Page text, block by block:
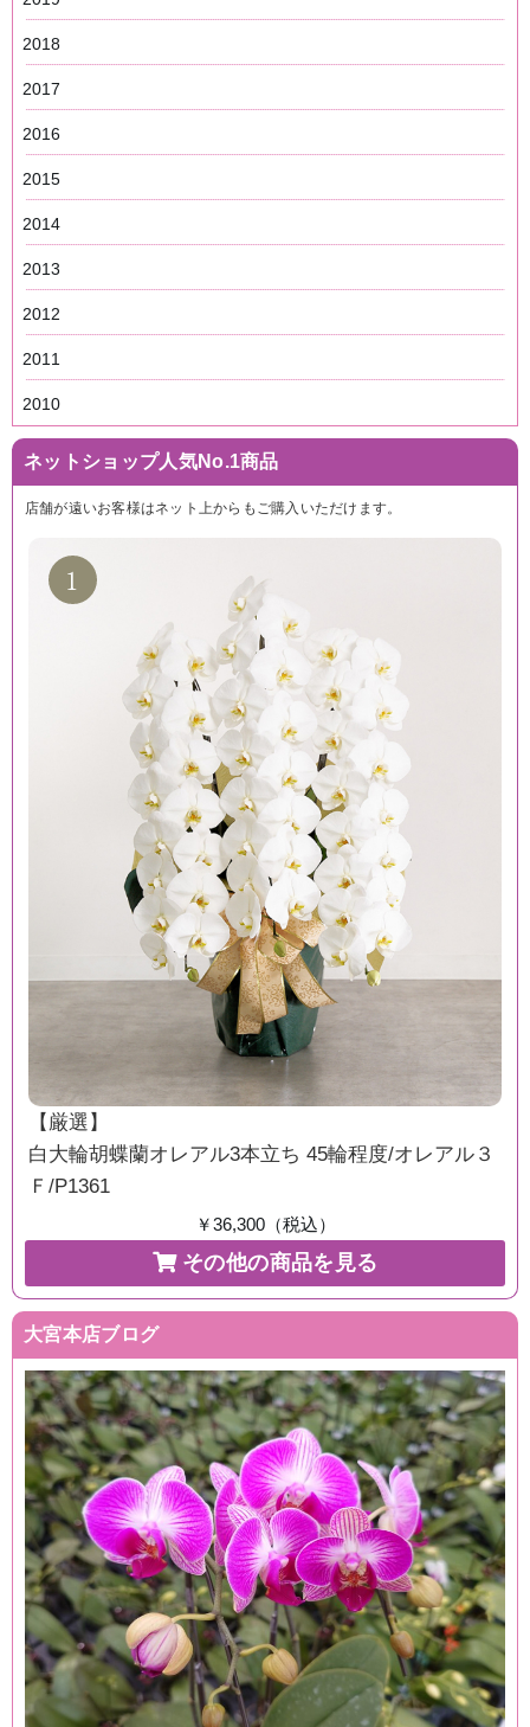
2018
2017
2016
2015
2014
2013
2012
2011
2010
ネットショップ人気No.1商品
店舗が遠いお客様はネット上からもご購入いただけます。
【厳選】
白大輪胡蝶蘭オレアル3本立ち 45輪程度/オレアル３
Ｆ/P1361
￥36,300（税込）
その他の商品を見る
大宮本店ブログ